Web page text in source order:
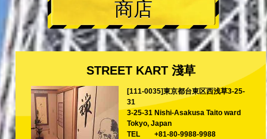
商店
STREET KART 淺草
[111-0035]東京都台東区西浅草3-25-
31
3-25-31 Nishi-Asakusa Taito ward
Tokyo, Japan
TEL
+81-80-9988-9988